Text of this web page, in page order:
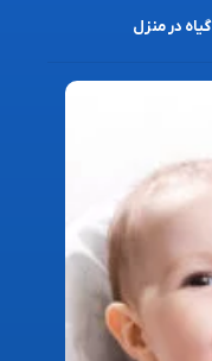
در منزل